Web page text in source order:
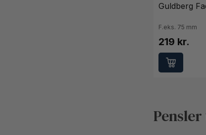
Guldberg
F.eks. 75 mm
219 kr.